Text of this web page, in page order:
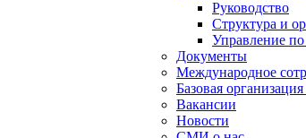
Руководство
Структура и
Управление
Документы
Международное
Базовая
Вакансии
Новости